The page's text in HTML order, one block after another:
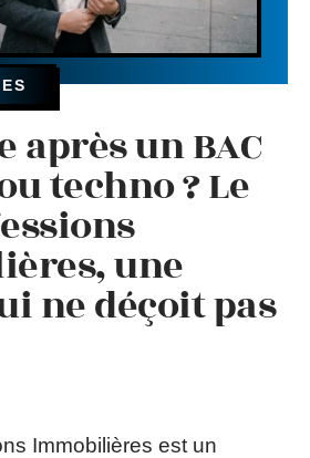
après un BAC
techno ? Le
une
ne déçoit pas
Immobilières est un